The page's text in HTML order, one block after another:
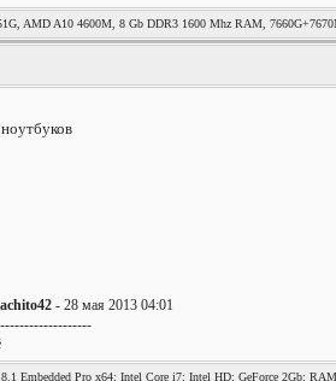
AMD A10 4600M, 8 Gb DDR3 1600 Mhz RAM,
- 28 мая 2013 04:01
Embedded Pro x64; Intel Core i7; Intel HD; GeForce 2Gb;